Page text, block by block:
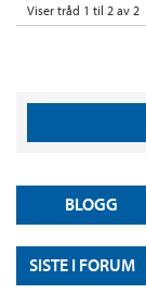
Viser tråd 1 til 2 av 2
BLOGG
SISTE I FORUM